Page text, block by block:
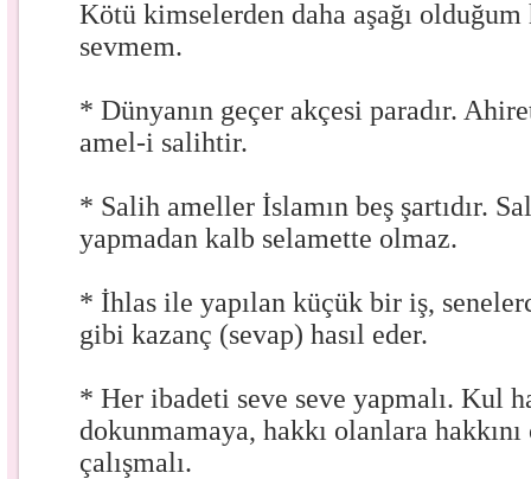
Kötü kimselerden daha aşağı
sevmem.
* Dünyanın geçer akçesi paradır.
amel-i salihtir.
* Salih ameller İslamın beş şartıdır.
yapmadan kalb selamette olmaz.
* İhlas ile yapılan küçük bir iş,
gibi kazanç (sevap) hasıl eder.
* Her ibadeti seve seve yapmalı. Kul
dokunmamaya, hakkı olanlara
çalışmalı.